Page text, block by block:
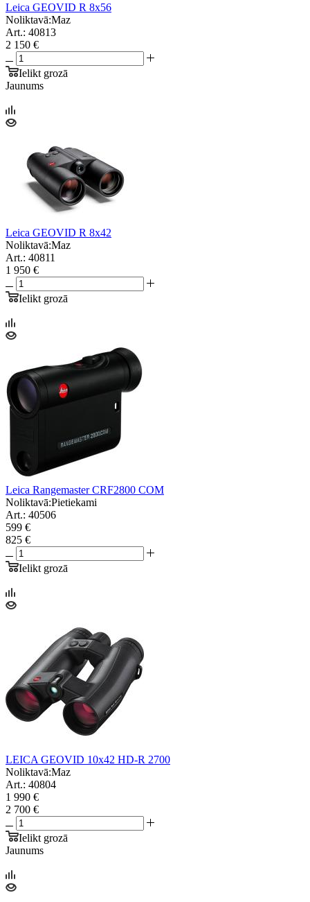
Leica GEOVID R 8x56
Noliktavā:Maz
Art.: 40813
2 150 €
Ielikt grozā
Jaunums
Leica GEOVID R 8x42
Noliktavā:Maz
Art.: 40811
1 950 €
Ielikt grozā
Leica Rangemaster CRF2800 COM
Noliktavā:Pietiekami
Art.: 40506
599 €
825 €
Ielikt grozā
LEICA GEOVID 10x42 HD-R 2700
Noliktavā:Maz
Art.: 40804
1 990 €
2 700 €
Ielikt grozā
Jaunums